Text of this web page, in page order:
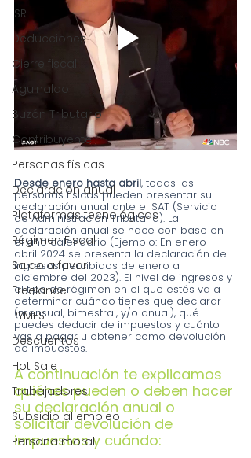
ISR
Deducciones
Cierre fiscal
Aguinaldo
Buzón Tributario
Contribuyente
Personas físicas
Declaración anual
Plataformas tecnológicas
Régimen Fiscal
Saldo a favor
Freelance
PYMES
Descuentos
Hot Sale
Trabajadores
Subsidio al empleo
Persona moral
Desde enero hasta abril, todas las
personas físicas pueden presentar su
declaración anual ante el SAT (Servicio
de Administración Tributaria). La
declaración anual se hace con base en
el año calendario (Ejemplo: En enero-
abril 2024 se presenta la declaración de
ingresos percibidos de enero a
diciembre del 2023). El nivel de ingresos y
el tipo de régimen en el que estés va a
determinar cuándo tienes que declarar
(mensual, bimestral, y/o anual), qué
puedes deducir de impuestos y cuánto
vas a pagar u obtener como devolución
de impuestos.
A continuación te explicamos
quiénes pueden o deben hacer
su declaración anual o
solicitar devolución de
impuestos y cuándo: